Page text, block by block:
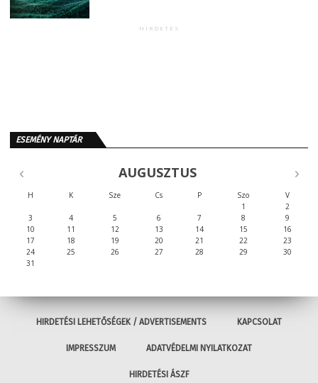
HIRDETÉS
ESEMÉNY NAPTÁR
AUGUSZTUS
H K Sze Cs P Szo
V
1
2
3
4 5 6 7 8
9
10
11 12 13 14 15
16
17
18 19 20 21 22
23
24
25 26 27 28 29
30
31
HIRDETÉSI LEHETŐSÉGEK / ADVERTISEMENTS KAPCSOLAT
IMPRESSZUM ADATVÉDELMI NYILATKOZAT
HIRDETÉSI ÁSZF